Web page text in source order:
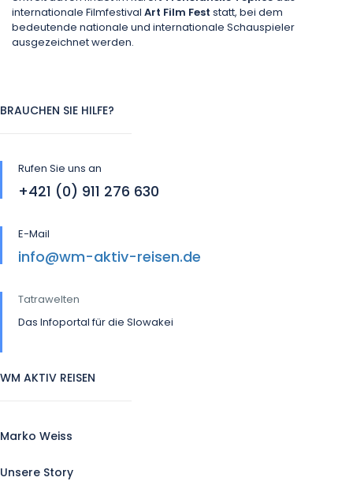
internationale Filmfestival Art Film Fest statt, bei dem
bedeutende nationale und internationale Schauspieler
ausgezeichnet werden.
BRAUCHEN SIE HILFE?
Rufen Sie uns an
+421 (0) 911 276 630
E-Mail
info@wm-aktiv-reisen.de
Tatrawelten
Das Infoportal für die Slowakei
WM AKTIV REISEN
Marko Weiss
Unsere Story